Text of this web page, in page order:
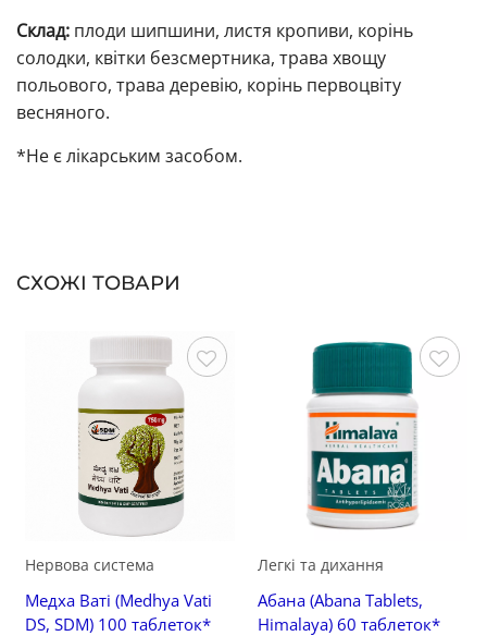
Склад: плоди шипшини, листя кропиви, корінь
солодки, квітки безсмертника, трава хвощу
польового, трава деревію, корінь первоцвіту
весняного.
*Не є лікарським засобом.
СХОЖІ ТОВАРИ
Нервова система
Медха Ваті (Medhya Vati
DS, SDM) 100 таблеток*
Зберегти
Легкі та дихання
Абана (Abana Tablets,
Himalaya) 60 таблеток*